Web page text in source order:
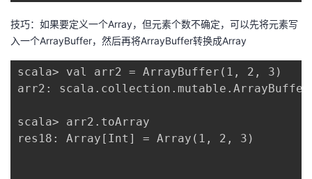
技巧：如果要定义一个Array，但元素个数不确定，可以先将元素写
入一个ArrayBuffer，然后再将ArrayBuffer转换成Array
scala> val arr2 = ArrayBuffer(1, 2, 3)
arr2:
scala> arr2.toArray
res18: Array[Int] = Array(1, 2, 3)